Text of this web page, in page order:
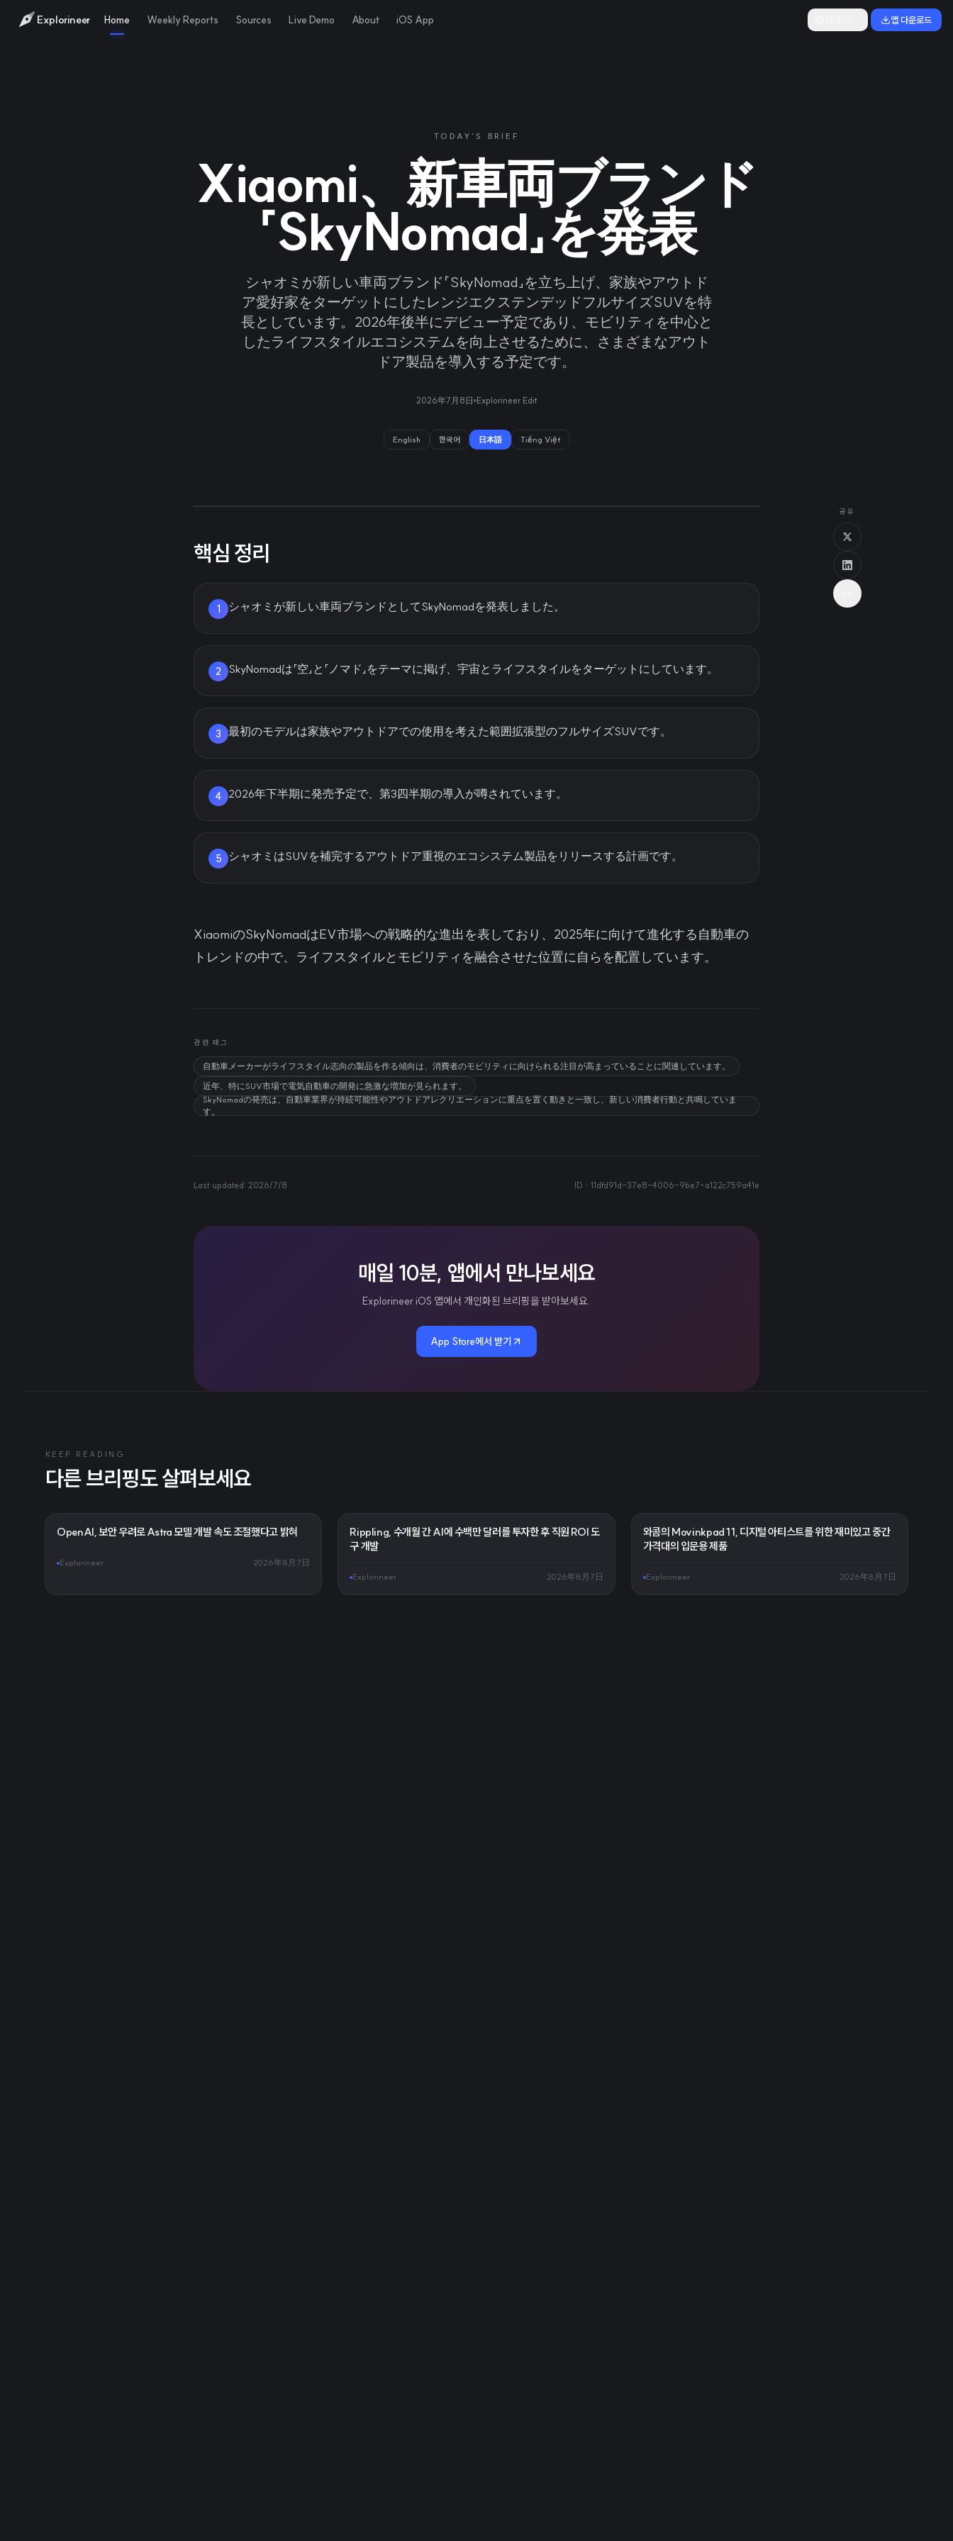
Explorineer Home Weekly Reports Sources Live Demo About iOS App 앱 다운로드
TODAY'S BRIEF
Xiaomi、新車両ブランド
「SkyNomad」を発表
シャオミが新しい車両ブランド「SkyNomad」を立ち上げ、家族やアウトド
ア愛好家をターゲットにしたレンジエクステンデッドフルサイズSUVを特
長としています。2026年後半にデビュー予定であり、モビリティを中心と
したライフスタイルエコシステムを向上させるために、さまざまなアウト
ドア製品を導入する予定です。
2026年7月8日 Explorineer Edit
English 한국어 日本語 Tiếng Việt
핵심 정리
1 シャオミが新しい車両ブランドとしてSkyNomadを発表しました。
2 SkyNomadは「空」と「ノマド」をテーマに掲げ、宇宙とライフスタイルをターゲットにしています。
3 最初のモデルは家族やアウトドアでの使用を考えた範囲拡張型のフルサイズSUVです。
4 2026年下半期に発売予定で、第3四半期の導入が噂されています。
5 シャオミはSUVを補完するアウトドア重視のエコシステム製品をリリースする計画です。
XiaomiのSkyNomadはEV市場への戦略的な進出を表しており、2025年に向けて進化する自動車の
トレンドの中で、ライフスタイルとモビリティを融合させた位置に自らを配置しています。
관련 태그
自動車メーカーがライフスタイル志向の製品を作る傾向は、消費者のモビリティに向けられる注目が高まっていることに関連しています。
近年、特にSUV市場で電気自動車の開発に急激な増加が見られます。
SkyNomadの発売は、自動車業界が持続可能性やアウトドアレクリエーションに重点を置く動きと一致し、新しい消費者行動と共鳴していま
す。
Last updated: 2026/7/8 ID · 11dfd91d-37e8-4006-9be7-a122c759a41e
매일 10분, 앱에서 만나보세요
Explorineer iOS 앱에서 개인화된 브리핑을 받아보세요.
App Store에서 받기
공유
KEEP READING
다른 브리핑도 살펴보세요
OpenAI, 보안 우려로 Astra 모델 개발 속도 조절했다고 밝혀
Explorineer 2026年8月7日
Rippling, 수개월 간 AI에 수백만 달러를 투자한 후 직원 ROI 도
구 개발
Explorineer 2026年8月7日
와콤의 Movinkpad 11, 디지털 아티스트를 위한 재미있고 중간
가격대의 입문용 제품
Explorineer 2026年8月7日